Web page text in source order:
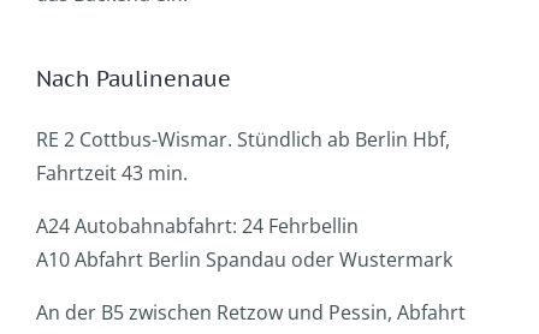
Nach Paulinenaue
RE 2 Cottbus-Wismar. Stündlich ab Berlin Hbf,
Fahrtzeit 43 min.
A24 Autobahnabfahrt: 24 Fehrbellin
A10 Abfahrt Berlin Spandau oder Wustermark
An der B5 zwischen Retzow und Pessin, Abfahrt